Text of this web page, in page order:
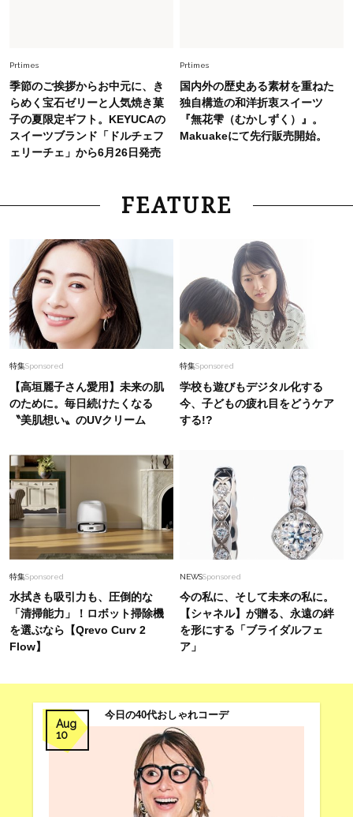
Prtimes
季節のご挨拶からお中元に、き
らめく宝石ゼリーと人気焼き菓
子の夏限定ギフト。KEYUCAの
スイーツブランド「ドルチェフ
ェリーチェ」から6月26日発売
Prtimes
国内外の歴史ある素材を重ねた
独自構造の和洋折衷スイーツ
『無花雫（むかしずく）』。
Makuakeにて先行販売開始。
FEATURE
特集Sponsored
【高垣麗子さん愛用】未来の肌
のために。毎日続けたくなる
〝美肌想い〟のUVクリーム
特集Sponsored
学校も遊びもデジタル化する
今、子どもの疲れ目をどうケア
する!?
特集Sponsored
水拭きも吸引力も、圧倒的な
「清掃能力」！ロボット掃除機
を選ぶなら【Qrevo Curv 2
Flow】
NEWSSponsored
今の私に、そして未来の私に。
【シャネル】が贈る、永遠の絆
を形にする「ブライダルフェ
ア」
Aug
10
今日の40代おしゃれコーデ